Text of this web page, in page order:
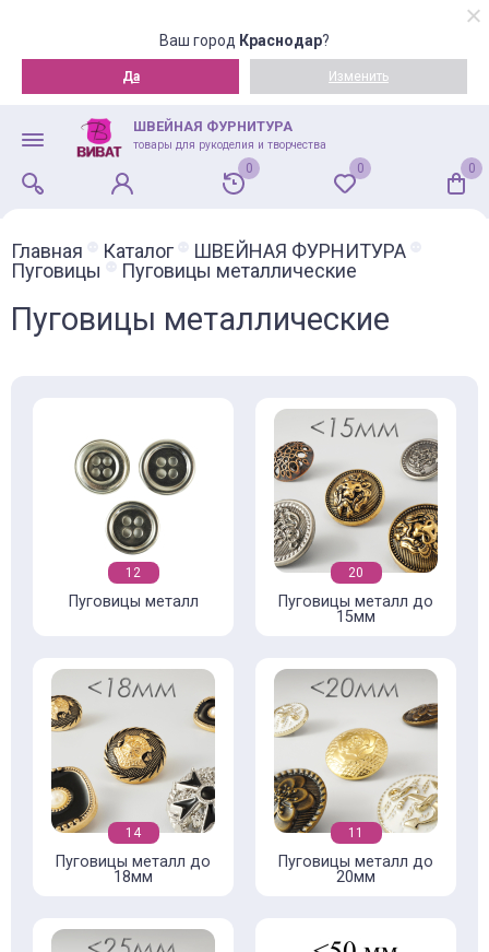
Ваш город Краснодар?
Да Изменить
ШВЕЙНАЯ ФУРНИТУРА
товары для рукоделия и творчества
0 0 0
Главная Каталог
ШВЕЙНАЯ ФУРНИТУРА
Пуговицы
Пуговицы металлические
Пуговицы металлические
12
Пуговицы металл
20
Пуговицы металл до
15мм
14
Пуговицы металл до
18мм
11
Пуговицы металл до
20мм